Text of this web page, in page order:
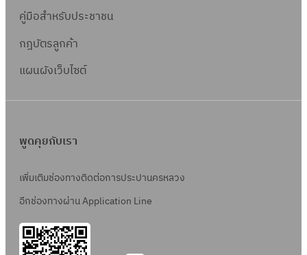
คู่มือสำหรับประชาชน
กฎบัตรลูกค้า
แผนผังเว็บไซต์
พูดคุยกับเรา
เพิ่มเติมช่องทางติดต่อการประปานครหลวง
อีกช่องทางผ่าน Application Line